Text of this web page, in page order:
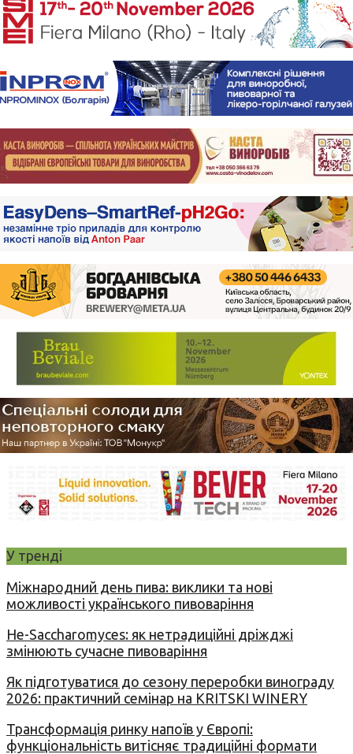
У тренді
Міжнародний день пива: виклики та нові
можливості українського пивоваріння
Не-Saccharomyces: як нетрадиційні дріжджі
змінюють сучасне пивоваріння
Як підготуватися до сезону переробки винограду
2026: практичний семінар на KRITSKI WINERY
Трансформація ринку напоїв у Європі:
функціональність витісняє традиційні формати